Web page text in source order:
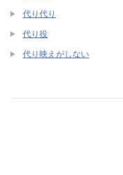
代り代り
代り役
代り映えがしない